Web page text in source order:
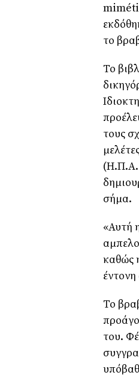
το
Το
τους
(Η.Π.Α.
σήμα.
«Αυτή
καθώς
Το
του.